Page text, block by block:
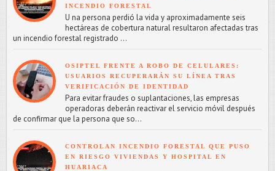
INCENDIO FORESTAL
U na persona perdió la vida y aproximadamente seis
hectáreas de cobertura natural resultaron afectadas tras
un incendio forestal registrado ...
OSIPTEL FRENTE A ROBO DE CELULARES:
USUARIOS RECUPERARÁN SU LÍNEA TRAS
VERIFICACIÓN DE IDENTIDAD
Para evitar fraudes o suplantaciones, las empresas
operadoras deberán reactivar el servicio móvil después
de confirmar que la persona que so...
CONTROLAN INCENDIO FORESTAL QUE PUSO
EN RIESGO VIVIENDAS Y HOSPITAL EN
HUARIACA